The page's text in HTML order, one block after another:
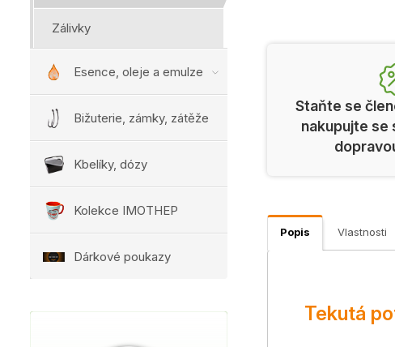
Zálivky
Esence, oleje a emulze
Bižuterie, zámky, zátěže
Kbelíky, dózy
Kolekce IMOTHEP
Dárkové poukazy
Staňte se
nakupujte se
Popis Vlastnosti
Tekutá